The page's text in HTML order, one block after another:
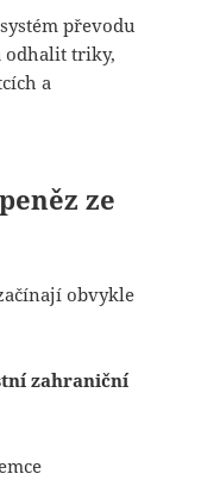
převodu
odhalit triky,
a
ze
obvykle
zahraniční